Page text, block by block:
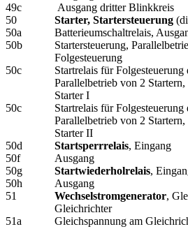
49c
Ausgang dritter Blinkkreis
50
Starter, Startersteuerung
50a
Batterieumschaltrelais,
50b
Startersteuerung,
Folgesteuerung
50c
Startrelais für
Parallelbetrieb von 2
Starter I
50c
Startrelais für
Parallelbetrieb von 2
Starter II
50d
Startsperrrelais, Eingang
50f
Ausgang
50g
Startwiederholrelais,
50h
Ausgang
51
Wechselstromgenerator,
Gleichrichter
51a
Gleichspannung am